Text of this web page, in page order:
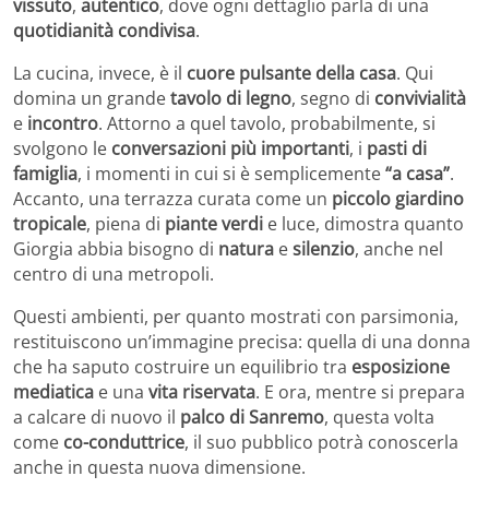
vissuto, autentico, dove ogni dettaglio parla di una
quotidianità condivisa.
La cucina, invece, è il cuore pulsante della casa. Qui
domina un grandetavolo di legno, segno di convivialità
e incontro. Attorno a quel tavolo, probabilmente, si
svolgono le conversazioni più importanti, i pasti di
famiglia, i momenti in cui si è semplicemente“a casa”.
Accanto, una terrazza curata come un piccolo giardino
tropicale, piena di piante verdi e luce, dimostra quanto
Giorgia abbia bisogno di natura esilenzio, anche nel
centro di una metropoli.
Questi ambienti, per quanto mostrati con parsimonia,
restituiscono un’immagine precisa: quella di una donna
che ha saputo costruire un equilibrio tra esposizione
mediatica e una vita riservata. E ora, mentre si prepara
a calcare di nuovo il palco di Sanremo, questa volta
come co-conduttrice, il suo pubblico potrà conoscerla
anche in questa nuova dimensione.